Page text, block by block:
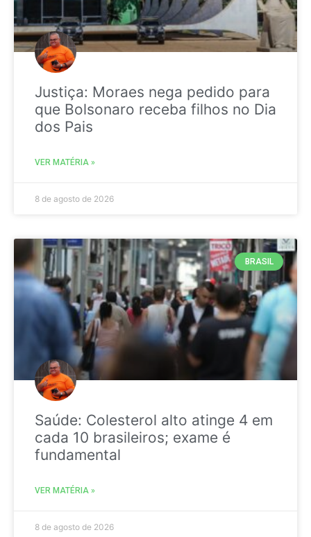
Justiça: Moraes nega pedido para
que Bolsonaro receba filhos no Dia
dos Pais
VER MATÉRIA »
8 de agosto de 2026
BRASIL
Saúde: Colesterol alto atinge 4 em
cada 10 brasileiros; exame é
fundamental
VER MATÉRIA »
8 de agosto de 2026